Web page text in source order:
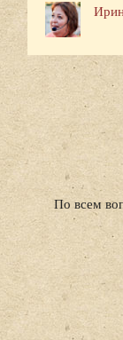
По всем